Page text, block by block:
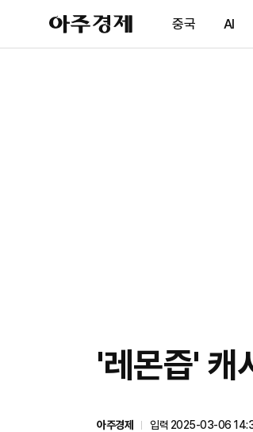
아
주
제
중국 AI
'레몬즙' 캐
아주경제
입력 2025-03-06